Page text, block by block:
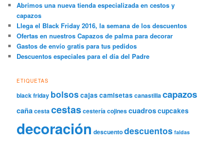
Abrimos una nueva tienda especializada en cestos y
capazos
Llega el Black Friday 2016, la semana de los descuentos
Ofertas en nuestros Capazos de palma para decorar
Gastos de envío gratis para tus pedidos
Descuentos especiales para el día del Padre
ETIQUETAS
black friday bolsos cajas camisetas canastillacapazos
cañacestacestascesteríacojinescuadroscupcakes
decoración descuentodescuentos faldas